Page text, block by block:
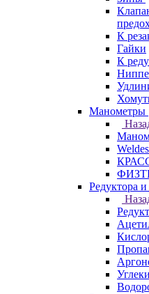
К
Гайки
К
Манометры
Редуктора и